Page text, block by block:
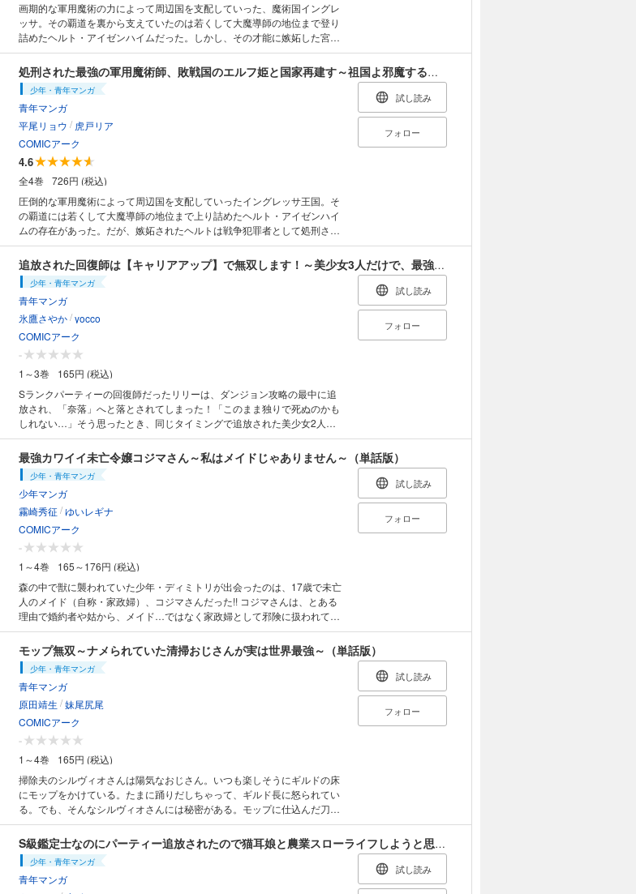
画期的な軍用魔術の力によって周辺国を支配していった、魔術国イングレ
ッサ。その覇道を裏から支えていたのは若くして大魔導師の地位まで登り
詰めたヘルト・アイゼンハイムだった。しかし、その才能に嫉妬した宮廷
魔術師の策略によってヘルトは戦争犯罪者として処刑された―――のだ
が、気づくとヘルトは少女の前に召喚されていた。少女の名はイリス・リ
フレイン。かつて、彼が滅ぼしたエルフの王国の第一王女だった。追放さ
れた男と滅ぼされた少女による国家再建リベリオン・ファンタジー開幕！
(C)平尾リョウ (C)虎戸リア／フレックスコミックス
処刑された最強の軍用魔術師、敗戦国のエルフ姫と国家再建す～祖国よ邪魔するのは勝手だが、その魔術作ったの俺なので効かないが？～
少年・青年マンガ
青年マンガ
平尾リョウ / 虎戸リア
COMICアーク
4.6
全4巻
726円 (税込)
圧倒的な軍用魔術によって周辺国を支配していったイングレッサ王国。そ
の覇道には若くして大魔導師の地位まで上り詰めたヘルト・アイゼンハイ
ムの存在があった。だが、嫉妬されたヘルトは戦争犯罪者として処刑され
た―――はずだったが、気づくと彼は少女の前に召喚されていた。召喚者
の名はイリス・リフレイン。かつて、ヘルトが滅ぼしたエルフの国の第一
王女であった。処刑された魔術師と国を滅ぼされたエルフ姫による、国家
再建リベリオン・ファンタジー第１巻！ (C)平尾リョウ (C)虎戸リア／フレ
ックスコミックス
試し読み
フォロー
追放された回復師は【キャリアアップ】で無双します！～美少女3人だけで、最強パーティーを結成します～（単話版）
少年・青年マンガ
青年マンガ
氷鷹さやか/yocco
COMICアーク
-
1～3巻
165円 (税込)
Sランクパーティーの回復師だったリリーは、ダンジョン攻略の最中に追
放され、「奈落」へと落とされてしまった！「このまま独りで死ぬのかも
しれない…」そう思ったとき、同じタイミングで追放された美少女2人ー
ークールな女剣士・エルミーナと、天真爛漫キュートなパワフル少女・デ
イジーと出会い、 3人で前人未到の奈落ダンジョン攻略を目指すことに！
そんな中、リリーは頭を打った衝撃で、ひとつのジョブを極めると別のジ
ョブも選べるぶっ壊れ能力【キャリアアップ】のギフトを手に入れて!? 追
放された美少女3人がもう一度仲間を信じ、寄り添い合い、じゃれ合いな
がら、力を合わせて残酷な世界に立ち向かう、ガールズアクション×シス
ターフッド異世界ファンタジー！(C)氷鷹さやか (C)yocco／COMICメテオ
試し読み
フォロー
最強カワイイ未亡令嬢コジマさん～私はメイドじゃありません～（単話版）
少年・青年マンガ
少年マンガ
霧崎秀征/ゆいレギナ
COMICアーク
-
1～4巻
165～176円 (税込)
森の中で獣に襲われていた少年・ディミトリが出会ったのは、17歳で未亡
人のメイド（自称・家政婦）、コジマさんだった!! コジマさんは、とある
理由で婚約者や姑から、メイド…ではなく家政婦として邪険に扱われてい
るという。ケガをしたディミトリはコジマさんに介抱され一緒に過ごすう
ちに、彼女のぶっ飛んだ強さや、大人びて見えるけど時折チラ見えするか
わいらしさを知っていき――!? 無表情だけど最強で最高にかわいいコジマ
さんが少年と出会い、新たな一歩を踏み出していく…幸せファンタジー×
ラブコメディ！ (C)霧崎秀征 (C)ゆいレギナ／COMICメテオ
試し読み
フォロー
モップ無双～ナメられていた清掃おじさんが実は世界最強～（単話版）
少年・青年マンガ
青年マンガ
原田靖生 /妹尾尻尾
COMICアーク
-
1～4巻
165円 (税込)
掃除夫のシルヴィオさんは陽気なおじさん。いつも楽しそうにギルドの床
にモップをかけている。たまに踊りだしちゃって、ギルド長に怒られてい
る。でも、そんなシルヴィオさんには秘密がある。モップに仕込んだ刀を
抜いて―――人知れず悪人を成敗しているのだ。おじさんは仲間からも敵
からもモテモテで、気がついたら勇者と一緒に“竜”を討伐する羽目にな
る。みんなにナメられている清掃オジさん、実は世界最強なのでは？ (c)
原田靖生 (c)妹尾尻尾／COMICメテオ
試し読み
フォロー
S級鑑定士なのにパーティー追放されたので猫耳娘と農業スローライフしようと思います。
少年・青年マンガ
青年マンガ
試し読み